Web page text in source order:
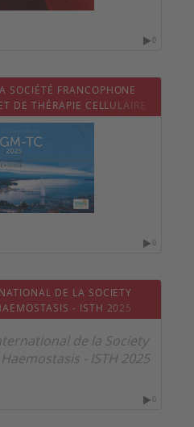
0
SOCIÉTÉ FRANCOPHONE
DE THÉRAPIE CELLULAIRE
0
DE LA SOCIETY
- ISTH 2025
0